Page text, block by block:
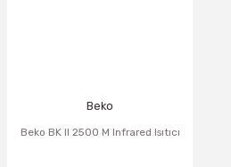
Beko
Beko BK II 2500 M Infrared Isıtıcı